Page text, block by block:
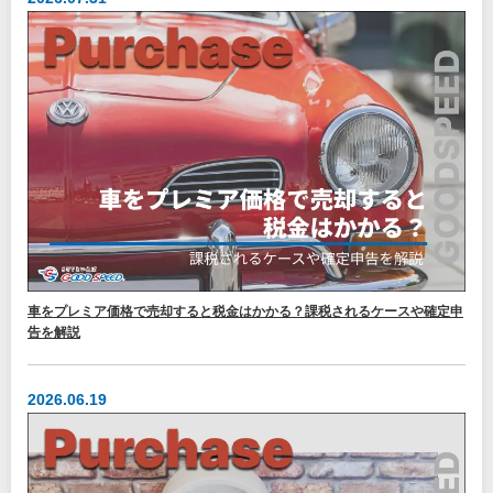
車をプレミア価格で売却すると税金はかかる？課税されるケースや確定申
告を解説
2026.06.19